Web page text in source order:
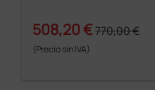
508,20 €770,00 €
(Precio sin IVA)